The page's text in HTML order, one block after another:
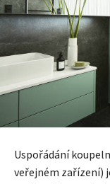
Uspořádání
veřejném zařízení)